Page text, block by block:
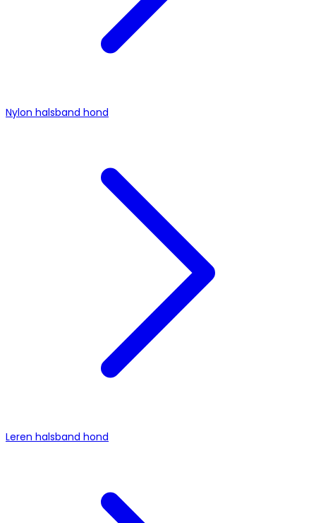
Nylon halsband hond
Leren halsband hond